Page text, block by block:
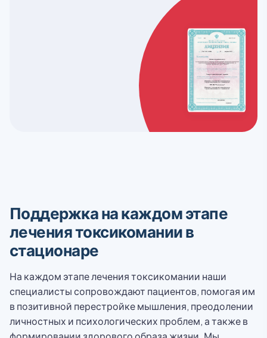
Поддержка на каждом этапе
лечения токсикомании в
стационаре
На каждом этапе лечения токсикомании наши
специалисты сопровождают пациентов, помогая им
в позитивной перестройке мышления, преодолении
личностных и психологических проблем, а также в